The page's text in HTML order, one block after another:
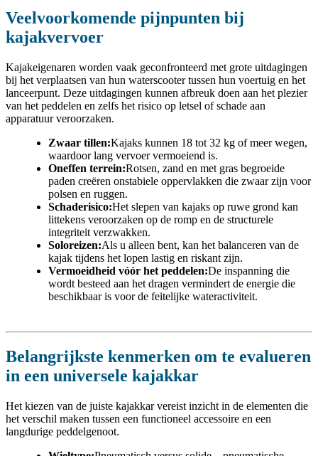
Veelvoorkomende pijnpunten bij
kajakvervoer
Kajakeigenaren worden vaak geconfronteerd met grote uitdagingen
bij het verplaatsen van hun waterscooter tussen hun voertuig en het
lanceerpunt. Deze uitdagingen kunnen afbreuk doen aan het plezier
van het peddelen en zelfs het risico op letsel of schade aan
apparatuur veroorzaken.
Zwaar tillen:Kajaks kunnen 18 tot 32 kg of meer wegen,
waardoor lang vervoer vermoeiend is.
Oneffen terrein:Rotsen, zand en met gras begroeide
paden creëren onstabiele oppervlakken die zwaar zijn voor
polsen en ruggen.
Schaderisico:Het slepen van kajaks op ruwe grond kan
littekens veroorzaken op de romp en de structurele
integriteit verzwakken.
Soloreizen:Als u alleen bent, kan het balanceren van de
kajak tijdens het lopen lastig en riskant zijn.
Vermoeidheid vóór het peddelen:De inspanning die
wordt besteed aan het dragen vermindert de energie die
beschikbaar is voor de feitelijke wateractiviteit.
Belangrijkste kenmerken om te evalueren
in een universele kajakkar
Het kiezen van de juiste kajakkar vereist inzicht in de elementen die
het verschil maken tussen een functioneel accessoire en een
langdurige peddelgenoot.